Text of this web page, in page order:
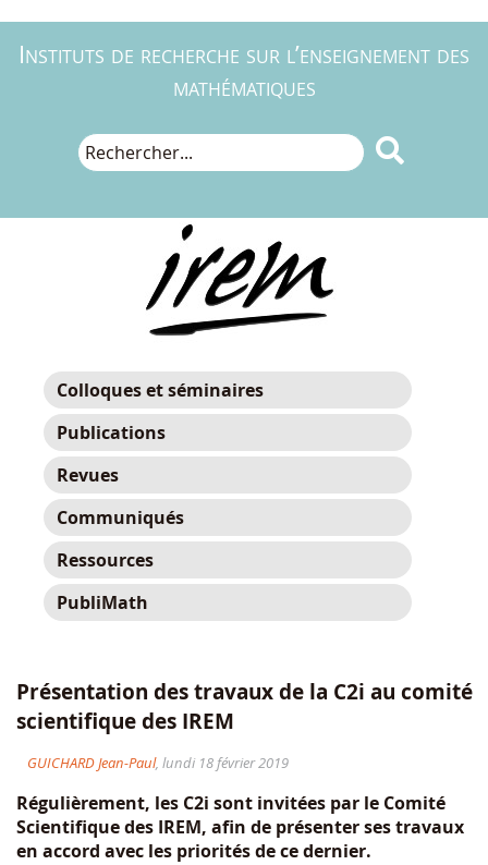
Instituts de recherche sur l’enseignement des
mathématiques

Colloques et séminaires
Publications
Revues
Communiqués
Ressources
PubliMath
Présentation des travaux de la C2i au comité
scientifique des IREM
GUICHARD Jean-Paul, lundi 18 février 2019
Régulièrement, les C2i sont invitées par le Comité
Scientifique des IREM, afin de présenter ses travaux
en accord avec les priorités de ce dernier.